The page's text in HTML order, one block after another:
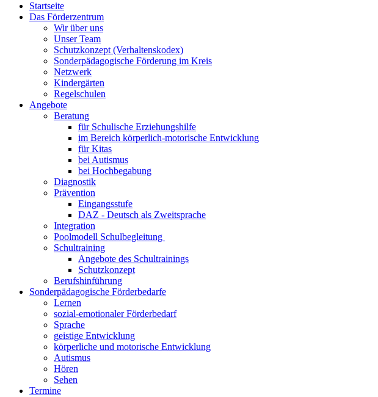
Startseite
Das Förderzentrum
Wir über uns
Unser Team
Schutzkonzept (Verhaltenskodex)
Sonderpädagogische Förderung im Kreis
Netzwerk
Kindergärten
Regelschulen
Angebote
Beratung
für Schulische Erziehungshilfe
im Bereich körperlich-motorische Entwicklung
für Kitas
bei Autismus
bei Hochbegabung
Diagnostik
Prävention
Eingangsstufe
DAZ - Deutsch als Zweitsprache
Integration
Poolmodell Schulbegleitung
Schultraining
Angebote des Schultrainings
Schutzkonzept
Berufshinführung
Sonderpädagogische Förderbedarfe
Lernen
sozial-emotionaler Förderbedarf
Sprache
geistige Entwicklung
körperliche und motorische Entwicklung
Autismus
Hören
Sehen
Termine